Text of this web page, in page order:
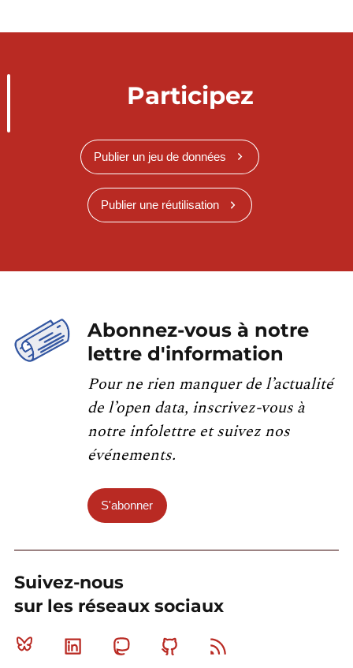
Participez
Publier un jeu de données
Publier une réutilisation
Abonnez-vous à notre
lettre d'information
Pour ne rien manquer de l’actualité
de l’open data, inscrivez-vous à
notre infolettre et suivez nos
événements.
S'abonner
Suivez-nous
sur les réseaux sociaux
Bluesky Linkedin MastodonGithub